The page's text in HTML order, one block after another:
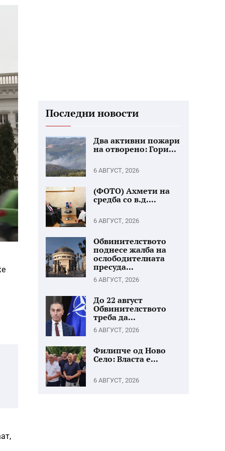
Последни новости
Два активни пожари
на отворено: Гори...
6 АВГУСТ, 2026
(ФОТО) Ахмети на
средба со в.д....
6 АВГУСТ, 2026
Обвинителството
поднесе жалба на
ослободителната
пресуда...
6 АВГУСТ, 2026
До 22 август
Обвинителството
треба да...
6 АВГУСТ, 2026
Филипче од Ново
Село: Власта е...
6 АВГУСТ, 2026